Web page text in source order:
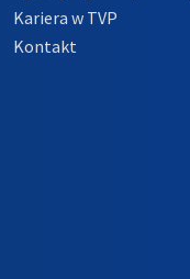
Kariera w TVP
Kontakt